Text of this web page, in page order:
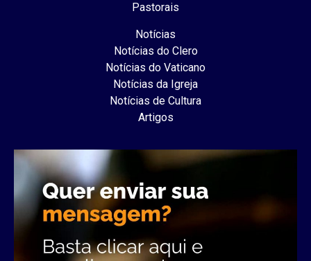
Pastorais
Notícias
Notícias do Clero
Notícias do Vaticano
Notícias da Igreja
Notícias de Cultura
Artigos